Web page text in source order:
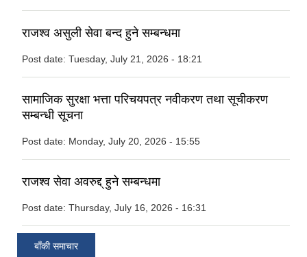
राजश्व असुली सेवा बन्द हुने सम्बन्धमा
Post date: Tuesday, July 21, 2026 - 18:21
सामाजिक सुरक्षा भत्ता परिचयपत्र नवीकरण तथा सूचीकरण
सम्बन्धी सूचना
Post date: Monday, July 20, 2026 - 15:55
राजश्व सेवा अवरुद्द् हुने सम्बन्धमा
Post date: Thursday, July 16, 2026 - 16:31
बाँकी समाचार